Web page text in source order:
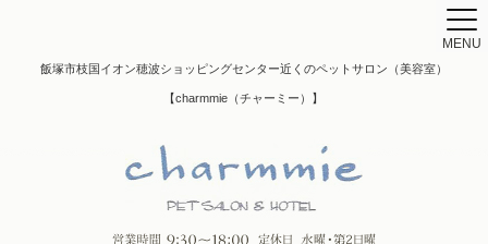
飯塚市枝国イオン穂波ショッピングセンター近くのペットサロン（美容室）
【charmmie（チャーミー）】
MENU